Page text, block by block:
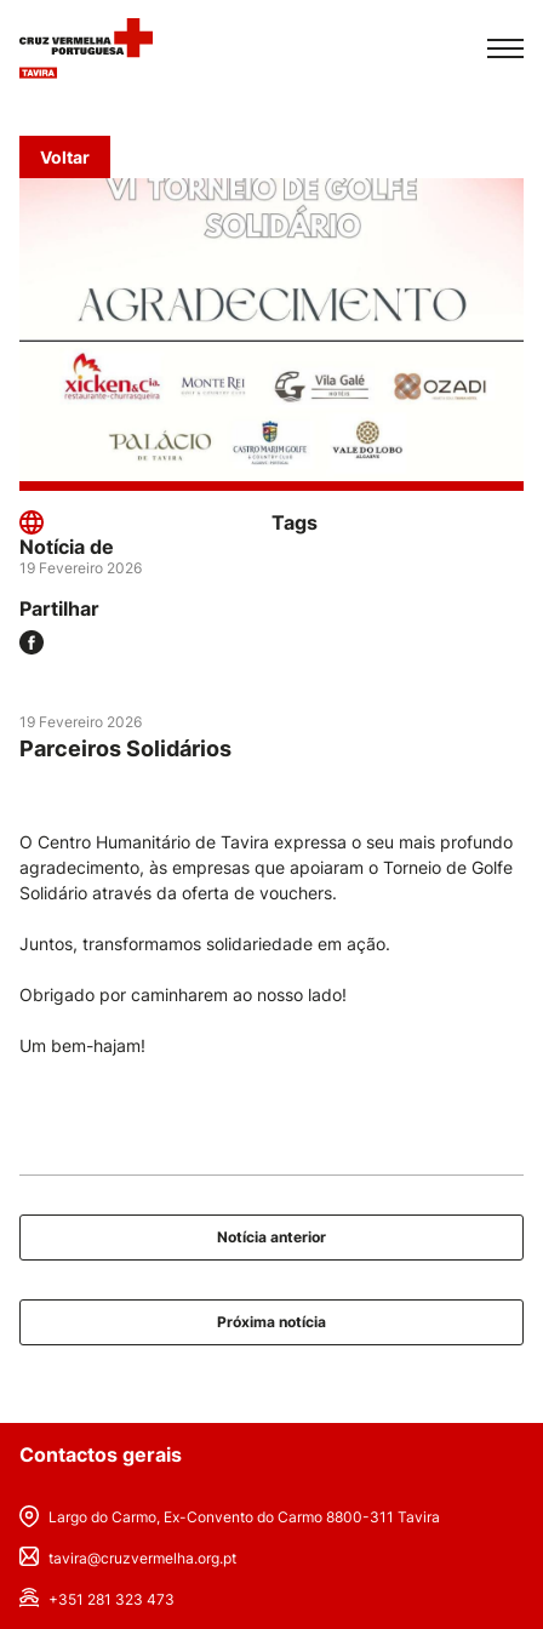
Voltar
Notícia de
19 Fevereiro 2026
Tags
Partilhar
19 Fevereiro 2026
Parceiros Solidários
O Centro Humanitário de Tavira expressa o seu mais profundo
agradecimento, às empresas que apoiaram o Torneio de Golfe
Solidário através da oferta de vouchers.
Juntos, transformamos solidariedade em ação.
Obrigado por caminharem ao nosso lado!
Um bem-hajam!
Notícia anterior
Próxima notícia
Contactos gerais
Largo do Carmo, Ex-Convento do Carmo 8800-311 Tavira
tavira@cruzvermelha.org.pt
+351 281 323 473